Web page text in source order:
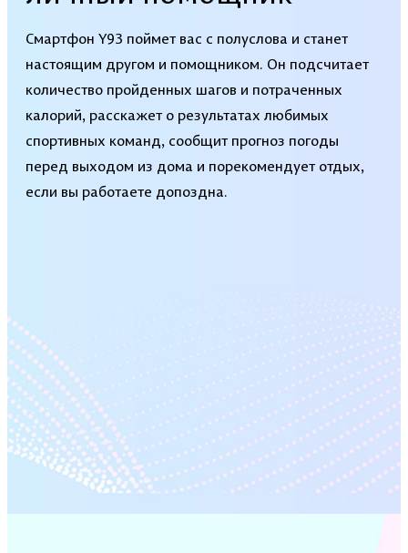
Смартфон Y93 поймет вас с полуслова и станет
настоящим другом и помощником. Он подсчитает
количество пройденных шагов и потраченных
калорий, расскажет о результатах любимых
спортивных команд, сообщит прогноз погоды
перед выходом из дома и порекомендует отдых,
если вы работаете допоздна.